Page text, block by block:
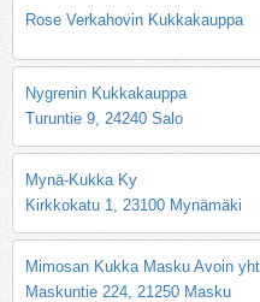
Rose Verkahovin Kukkakauppa
Nygrenin Kukkakauppa
Turuntie 9, 24240 Salo
Mynä-Kukka Ky
Kirkkokatu 1, 23100 Mynämäki
Mimosan Kukka Masku Avoin
Maskuntie 224, 21250 Masku